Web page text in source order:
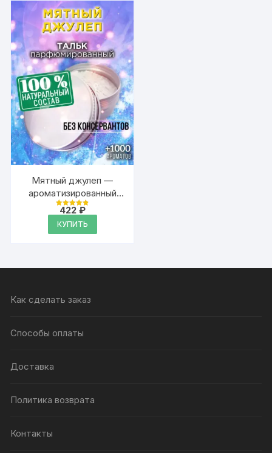
Мятный джулеп —
ароматизированный
тальк для тела
Оценка
из 5
422 ₽
КУПИТЬ
Как сделать заказ
Способы оплаты
Доставка
Политика возврата
Контакты